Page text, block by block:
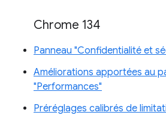
Chrome 134
Panneau "Confidentialité et
Améliorations apportées au
"Performances"
Préréglages calibrés de